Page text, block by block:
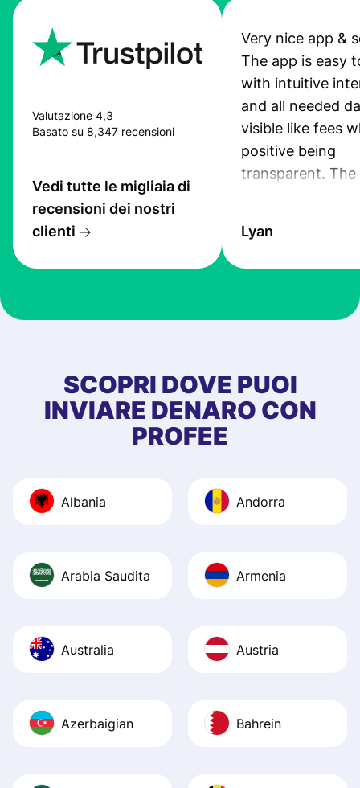
Valutazione 4,3
Basato su 8,347 recensioni
Vedi tutte le migliaia di
recensioni dei nostri
clienti
Very nice app &
The app is easy
with intuitive
and all needed
visible like fees
positive being
transparent. The
the exchange
at Profee is very
first started
app, and they
quick to provide
Recommend it!
Lyan
SCOPRI DOVE PUOI
INVIARE DENARO CON
PROFEE
Albania Andorra
Arabia Saudita Armenia
Australia Austria
Azerbaigian Bahrein